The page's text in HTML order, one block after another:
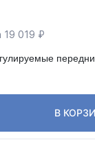
19 019 ₽
В